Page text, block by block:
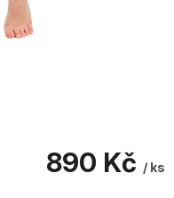
890 Kč / ks